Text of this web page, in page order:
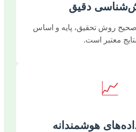
دقیق
صحیح روش تحقیق، پایه و اساس
نتایج معتبر است.
📈
هوشمندانه